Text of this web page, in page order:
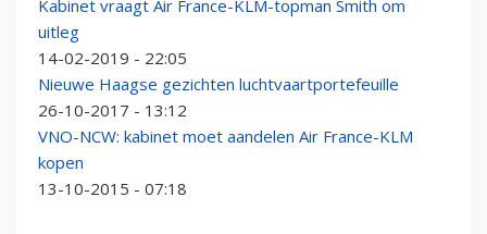
Kabinet vraagt Air France-KLM-topman Smith om
uitleg
14-02-2019 - 22:05
Nieuwe Haagse gezichten luchtvaartportefeuille
26-10-2017 - 13:12
VNO-NCW: kabinet moet aandelen Air France-KLM
kopen
13-10-2015 - 07:18